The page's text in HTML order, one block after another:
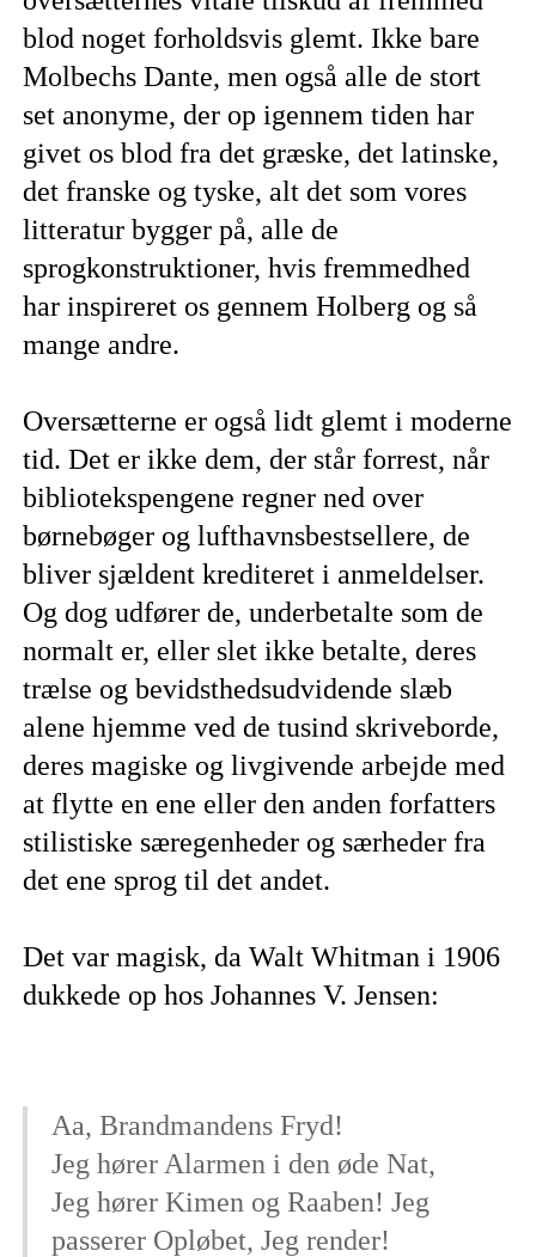
blod noget forholdsvis glemt. Ikke bare
Molbechs Dante, men også alle de stort
set anonyme, der op igennem tiden har
givet os blod fra det græske, det latinske,
det franske og tyske, alt det som vores
litteratur bygger på, alle de
sprogkonstruktioner, hvis fremmedhed
har inspireret os gennem Holberg og så
mange andre.
Oversætterne er også lidt glemt i moderne
tid. Det er ikke dem, der står forrest, når
bibliotekspengene regner ned over
børnebøger og lufthavnsbestsellere, de
bliver sjældent krediteret i anmeldelser.
Og dog udfører de, underbetalte som de
normalt er, eller slet ikke betalte, deres
trælse og bevidsthedsudvidende slæb
alene hjemme ved de tusind skriveborde,
deres magiske og livgivende arbejde med
at flytte en ene eller den anden forfatters
stilistiske særegenheder og særheder fra
det ene sprog til det andet.
Det var magisk, da Walt Whitman i 1906
dukkede op hos Johannes V. Jensen:
Aa, Brandmandens Fryd!
Jeg hører Alarmen i den øde Nat,
Jeg hører Kimen og Raaben! Jeg
passerer Opløbet, Jeg render!